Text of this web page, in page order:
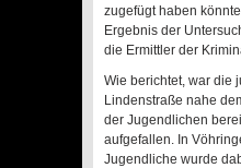
zugefügt haben
Ergebnis der
die Ermittler der
Wie berichtet, war die
Lindenstraße nahe
der Jugendlichen
aufgefallen. In
Jugendliche wurde